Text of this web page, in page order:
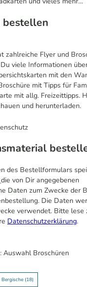
bestellen
zahlreiche Flyer und
viele Informationen
mit den
mit Tipps für
mit allg. Freizeittipps.
und herunterladen.
des Bestellformulars
die von Dir angegebenen
Daten zum Zwecke der
Die Daten
verwendet. Bitte lese
Datenschutzerklärung.
Auswahl Broschüren
(18)